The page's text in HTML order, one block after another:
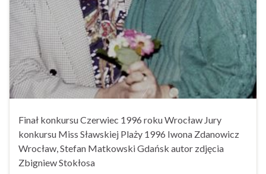
Finał konkursu Czerwiec 1996 roku Wrocław Jury
konkursu Miss Sławskiej Plaży 1996 Iwona Zdanowicz
Wrocław, Stefan Matkowski Gdańsk autor zdjęcia
Zbigniew Stokłosa